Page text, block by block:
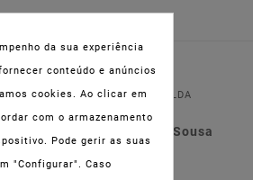
NIPC: 515 801 216
FARMAOLI, Soc. Unip. LDA
Dir. Técnica: Lígia de Sousa
da sua experiência
conteúdo e anúncios
cookies. Ao clicar em
com o armazenamento
Pode gerir as suas
"Configurar". Caso